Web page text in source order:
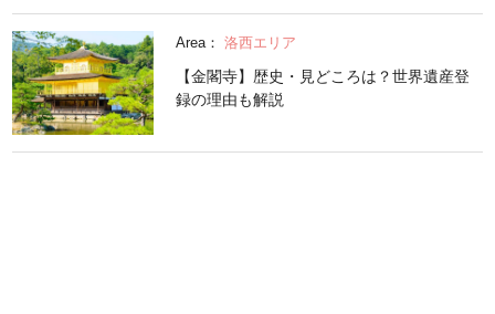
Area： 洛西エリア
【金閣寺】歴史・見どころは？世界遺産登
録の理由も解説